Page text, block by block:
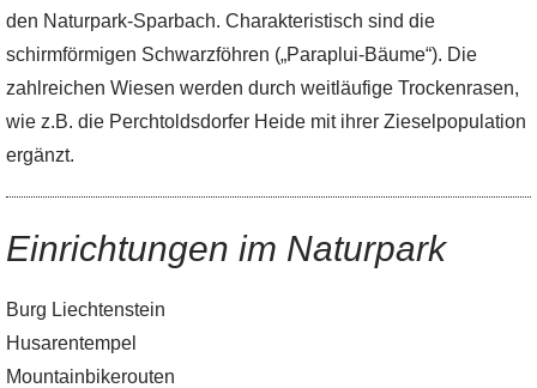
den Naturpark-Sparbach. Charakteristisch sind die
schirmförmigen Schwarzföhren („Paraplui-Bäume“). Die
zahlreichen Wiesen werden durch weitläufige Trockenrasen,
wie z.B. die Perchtoldsdorfer Heide mit ihrer Zieselpopulation
ergänzt.
Einrichtungen im Naturpark
Burg Liechtenstein
Husarentempel
Mountainbikerouten